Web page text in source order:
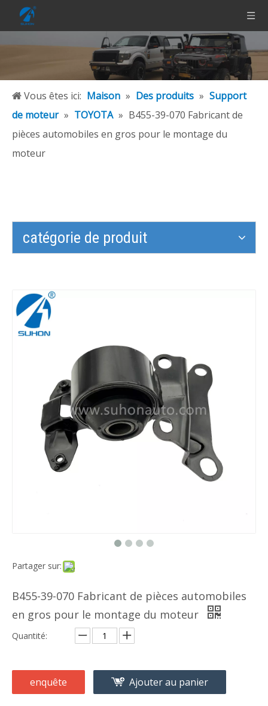
Vous êtes ici: Maison » Des produits » Support
de moteur » TOYOTA » B455-39-070 Fabricant de
pièces automobiles en gros pour le montage du
moteur
catégorie de produit
Partager sur:
B455-39-070 Fabricant de pièces automobiles
en gros pour le montage du moteur
Quantité:
enquête Ajouter au panier